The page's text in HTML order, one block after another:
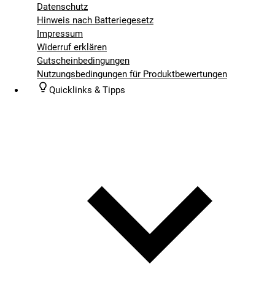
Datenschutz
Hinweis nach Batteriegesetz
Impressum
Widerruf erklären
Gutscheinbedingungen
Nutzungsbedingungen für Produktbewertungen
Quicklinks & Tipps